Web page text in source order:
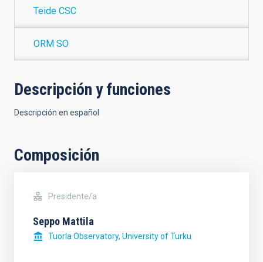
Teide CSC
ORM SO
Descripción y funciones
Descripción en español
Composición
Presidente/a
Seppo Mattila
Tuorla Observatory, University of Turku